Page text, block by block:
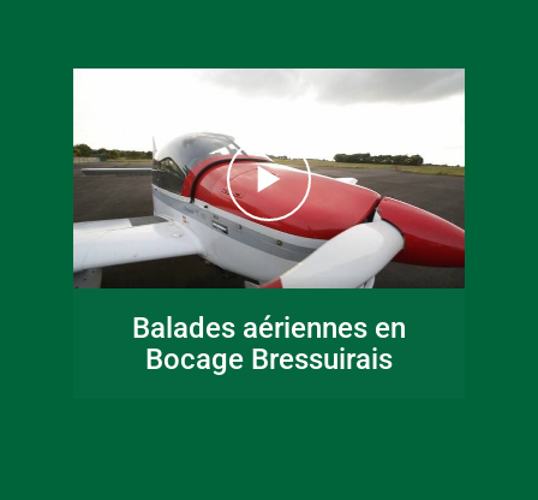
Balades aériennes en
Bocage Bressuirais
16 juin 2026
Fête de la musique
en Bocage